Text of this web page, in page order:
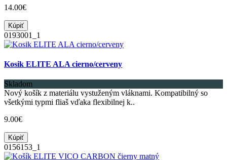
14.00€
Kúpiť
0193001_1
Kosik ELITE ALA cierno/cerveny
Skladom
Nový košík z materiálu vystuženým vláknami. Kompatibilný so
všetkými typmi fliaš vďaka flexibilnej k..
9.00€
Kúpiť
0156153_1